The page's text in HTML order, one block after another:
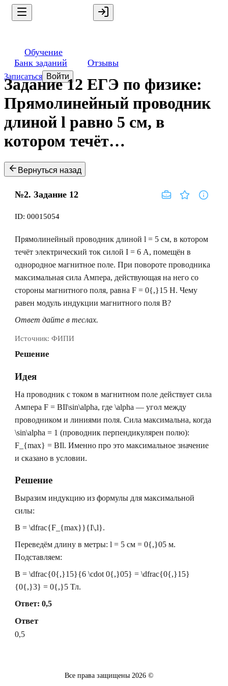
Обучение
Банк заданий
Отзывы
Записаться Войти
Задание 12 ЕГЭ по физике:
Прямолинейный проводник
длиной l равно 5 см, в
котором течёт…
Вернуться назад
№2. Задание 12
ID: 00015054
Прямолинейный проводник длиной l = 5 см, в котором
течёт электрический ток силой I = 6 А, помещён в
однородное магнитное поле. При повороте проводника
максимальная сила Ампера, действующая на него со
стороны магнитного поля, равна F = 0{,}15 Н. Чему
равен модуль индукции магнитного поля B?
Ответ дайте в теслах.
Источник: ФИПИ
Решение
Идея
На проводник с током в магнитном поле действует сила
Ампера F = BIl\sin\alpha, где \alpha — угол между
проводником и линиями поля. Сила максимальна, когда
\sin\alpha = 1 (проводник перпендикулярен полю):
F_{max} = BIl. Именно про это максимальное значение
и сказано в условии.
Решение
Выразим индукцию из формулы для максимальной
силы:
B = \dfrac{F_{max}}{I\,l}.
Переведём длину в метры: l = 5 см = 0{,}05 м.
Подставляем:
B = \dfrac{0{,}15}{6 \cdot 0{,}05} = \dfrac{0{,}15}
{0{,}3} = 0{,}5 Тл.
Ответ: 0,5
Ответ
0,5
Все права защищены 2026 ©